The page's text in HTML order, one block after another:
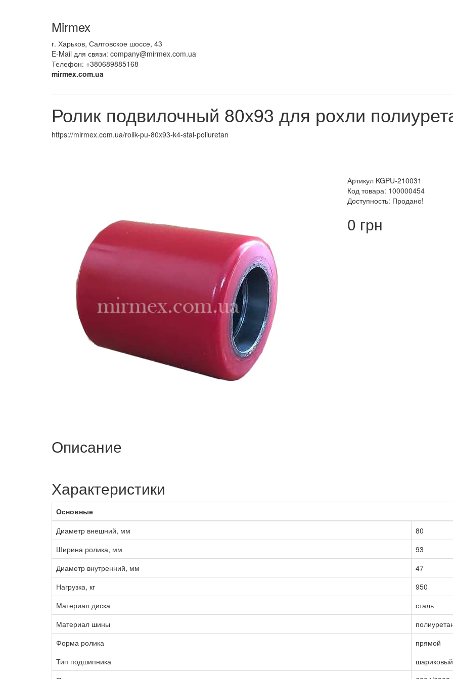
Mirmex
г. Харьков, Салтовское шоссе, 43
E-Mail для связи: company@mirmex.com.ua
Телефон: +380689885168
mirmex.com.ua
Ролик подвилочный 80х93 для рохли
https://mirmex.com.ua/rolik-pu-80x93-k4-stal-poliuretan
Артикул KGPU-210031
Код товара: 100000454
Доступность: Продано!
0 грн
Описание
Характеристики
Основные
Диаметр внешний, мм
80
Ширина ролика, мм
93
Диаметр внутренний, мм
47
Нагрузка, кг
950
Материал диска
сталь
Материал шины
Форма ролика
прямой
Тип подшипника
шариковый